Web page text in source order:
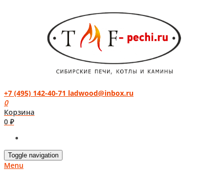
+7 (495) 142-40-71 ladwood@inbox.ru
0
Корзина
0 ₽
Toggle navigation
Menu